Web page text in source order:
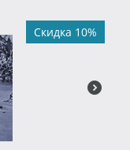
Скидка 10%